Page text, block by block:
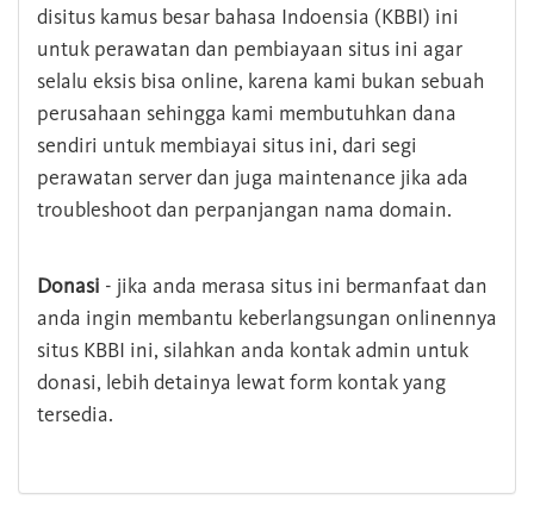
disitus kamus besar bahasa Indoensia (KBBI) ini
untuk perawatan dan pembiayaan situs ini agar
selalu eksis bisa online, karena kami bukan sebuah
perusahaan sehingga kami membutuhkan dana
sendiri untuk membiayai situs ini, dari segi
perawatan server dan juga maintenance jika ada
troubleshoot dan perpanjangan nama domain.
Donasi - jika anda merasa situs ini bermanfaat dan
anda ingin membantu keberlangsungan onlinennya
situs KBBI ini, silahkan anda kontak admin untuk
donasi, lebih detainya lewat form kontak yang
tersedia.